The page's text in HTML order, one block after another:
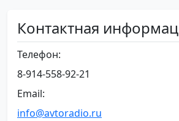
Контактная
Телефон:
8-914-558-92-21
Email:
info@avtoradio.ru